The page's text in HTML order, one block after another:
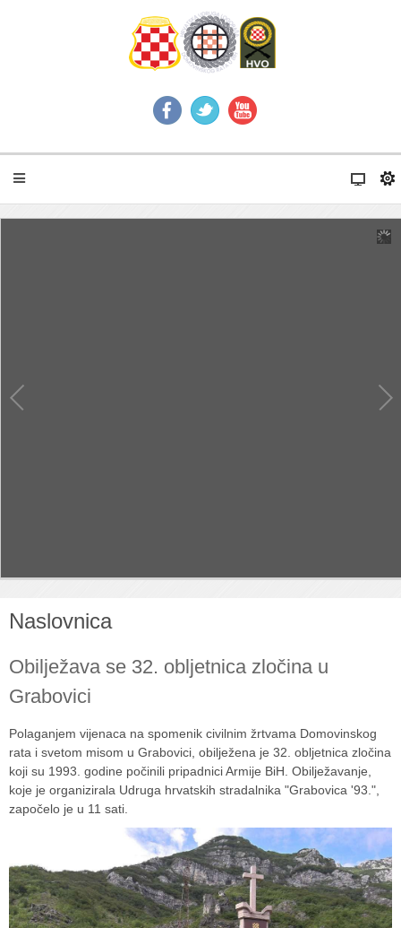
Naslovnica
Obilježava se 32. obljetnica zločina u
Grabovici
Polaganjem vijenaca na spomenik civilnim žrtvama Domovinskog
rata i svetom misom u Grabovici, obilježena je 32. obljetnica zločina
koji su 1993. godine počinili pripadnici Armije BiH. Obilježavanje,
koje je organizirala Udruga hrvatskih stradalnika "Grabovica '93.",
započelo je u 11 sati.